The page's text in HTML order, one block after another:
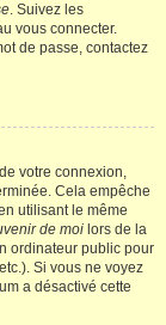
. Suivez les
vous connecter.
de passe, contactez
votre connexion,
Cela empêche
utilisant le même
de moi lors de la
ordinateur public pour
Si vous ne voyez
a désactivé cette